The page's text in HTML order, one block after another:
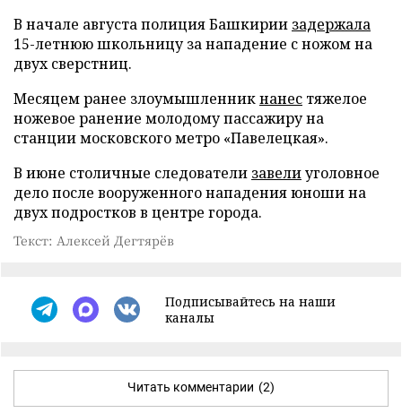
В начале августа полиция Башкирии задержала
15-летнюю школьницу за нападение с ножом на
двух сверстниц.
Месяцем ранее злоумышленникнанес тяжелое
ножевое ранение молодому пассажиру на
станции московского метро «Павелецкая».
В июне столичные следователи завелиуголовное
дело после вооруженного нападения юноши на
двух подростков в центре города.
Текст: Алексей Дегтярёв
Подписывайтесь на наши
каналы
Читать комментарии (2)